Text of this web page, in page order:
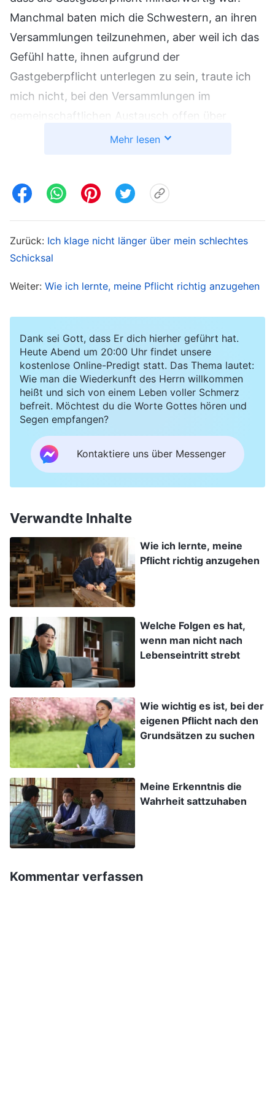
Manchmal baten mich die Schwestern, an ihren
Versammlungen teilzunehmen, aber weil ich das
Gefühl hatte, ihnen aufgrund der
Gastgeberpflicht unterlegen zu sein, traute ich
mich nicht, bei den Versammlungen im
gemeinschaftlichen Austausch offen über
meinen Zustand zu sprechen. Ich litt große
Brüder und Schwestern zu mir aufsahen und
mehr zu mir auf. Je mehr ich so dachte, desto
Gastgeberpflicht bedeutungslos war. Ich dachte
besser, in meine Ortskirche zurückzukehren.
Vielleicht könnte ich dort immer noch eine
Pflicht im Textbereich tun, und meine Brüder und
Schwestern würden auch wieder zu mir
aufsehen und mich beneiden.“ Einmal kam die
Verantwortliche zu mir nach Hause, begrüßte
mich und ging direkt in das Zimmer meiner
Schwestern. In dem Moment, als sie die Tür
schloss, fühlte ich mich plötzlich
Liga spielen wie sie. Meine Schwestern taten
eine Pflicht im Textbereich; sie hatten einen
höheren Status und einen höheren Rang als ich
und wurden von anderen geschätzt, während
ich nur eine unbedeutende körperliche Pflicht tat
und ihnen unterlegen war. Dieser krasse
Gegensatz zerriss mir das Herz, und der
Schmerz war unbeschreiblich. Nach der
Versammlung ging die Verantwortliche eilig,
ohne zu fragen, wie mein Zustand in letzter Zeit
gewesen war. Ich wusste, dass sie mit ihrer
Arbeit beschäftigt war, also war es normal, dass
sie nicht fragte, aber innerlich fühlte ich mich
trotzdem ziemlich niedergeschlagen. Ich dachte
daran, wie sich früher, als ich meine Pflicht im
Textbereich tat, die Verantwortliche von Zeit zu
Zeit nach meinem Zustand erkundigte, mit uns
Probleme zu lösen, und mich sogar bei einigen
Mehr lesen
Zurück: Ich klage nicht länger über mein schlechtes
Schicksal
Weiter: Wie ich lernte, meine Pflicht richtig anzugehen
Dank sei Gott, dass Er dich hierher geführt hat.
Heute Abend um 20:00 Uhr findet unsere
kostenlose Online-Predigt statt. Das Thema lautet:
Wie man die Wiederkunft des Herrn willkommen
heißt und sich von einem Leben voller Schmerz
befreit. Möchtest du die Worte Gottes hören und
Segen empfangen?
Kontaktiere uns über Messenger
Verwandte Inhalte
Wie ich lernte, meine
Pflicht richtig anzugehen
Welche Folgen es hat,
wenn man nicht nach
Lebenseintritt strebt
Wie wichtig es ist, bei der
eigenen Pflicht nach den
Grundsätzen zu suchen
Meine Erkenntnis die
Wahrheit sattzuhaben
Kommentar verfassen